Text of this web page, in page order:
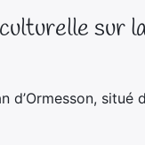
sur
d’Ormesson, situé